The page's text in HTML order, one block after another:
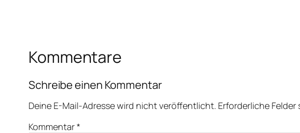
Kommentare
Schreibe einen Kommentar
Deine E-Mail-Adresse wird nicht veröffentlicht. Erforderliche Felder
Kommentar*